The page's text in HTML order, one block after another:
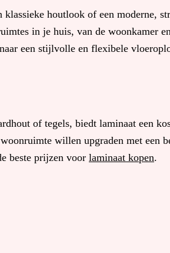
houtlook of een moderne,
in je huis, van de woonkamer
een stijlvolle en flexibele
of tegels, biedt laminaat een
willen upgraden met een
beste prijzen voor laminaat kopen.